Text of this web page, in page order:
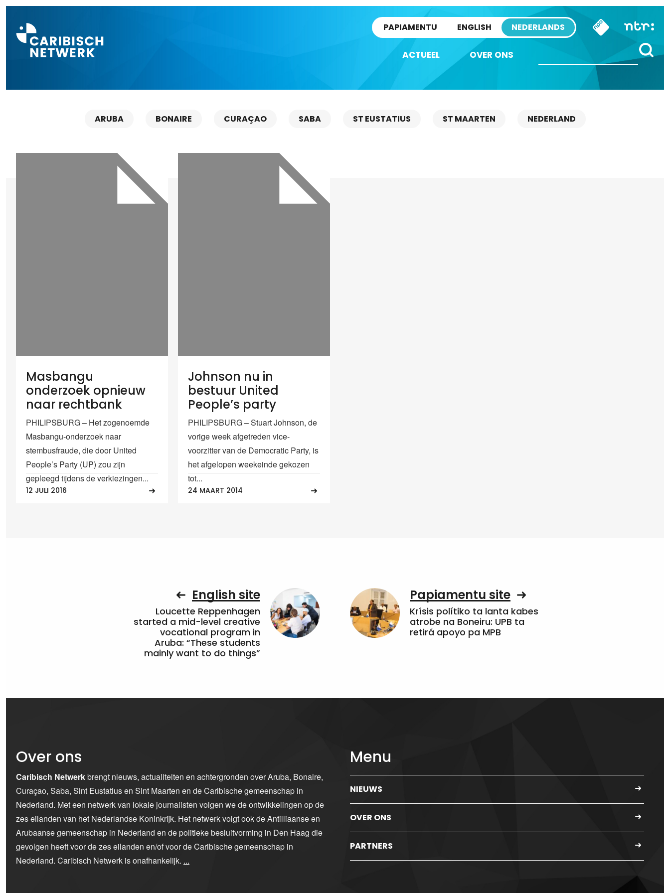
PAPIAMENTU ENGLISH NEDERLANDS
ACTUEEL OVER ONS
ARUBA BONAIRE CURAÇAO SABA ST EUSTATIUS ST MAARTEN NEDERLAND
Masbangu
onderzoek opnieuw
naar rechtbank
PHILIPSBURG – Het zogenoemde
Masbangu-onderzoek naar
stembusfraude, die door United
People’s Party (UP) zou zijn
gepleegd tijdens de verkiezingen...
12 JULI 2016
Johnson nu in
bestuur United
People’s party
PHILIPSBURG – Stuart Johnson, de
vorige week afgetreden vice-
voorzitter van de Democratic Party, is
het afgelopen weekeinde gekozen
tot...
24 MAART 2014
English site
Loucette Reppenhagen
started a mid-level creative
vocational program in
Aruba: “These students
mainly want to do things”
Papiamentu site
Krísis polítiko ta lanta kabes
atrobe na Boneiru: UPB ta
retirá apoyo pa MPB
Over ons
Caribisch Netwerkbrengt nieuws, actualiteiten en achtergronden over Aruba, Bonaire,
Curaçao, Saba, Sint Eustatius en Sint Maarten en de Caribische gemeenschap in
Nederland. Met een netwerk van lokale journalisten volgen we de ontwikkelingen op de
zes eilanden van het Nederlandse Koninkrijk. Het netwerk volgt ook de Antilliaanse en
Arubaanse gemeenschap in Nederland en de politieke besluitvorming in Den Haag die
gevolgen heeft voor de zes eilanden en/of voor de Caribische gemeenschap in
Nederland. Caribisch Netwerk is onafhankelijk. ...
Menu
NIEUWS
OVER ONS
PARTNERS